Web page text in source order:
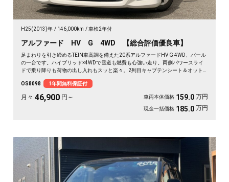
H25(2013)年 146,000km 車検2年付
アルファード HV G 4WD 【総合評価優良車】
足まわりを引き締めるTEIN車高調を備えた20系アルファードHV G 4WD、パール
の一台です。ハイブリッド×4WDで雪道も燃費も心強い走り。両側パワースライ
ドで乗り降りも荷物の出し入れもスッと楽々。2列目キャプテンシート＆オット
征も余裕の空間で。この一台なら移動そのものが楽しみに変わります🚗✨💺🙌😎
《1年保証付》
OS8098 1年間無料保証付
月々 46,900 円～ 車両本体価格 159.0 万円
現金一括価格 185.0 万円